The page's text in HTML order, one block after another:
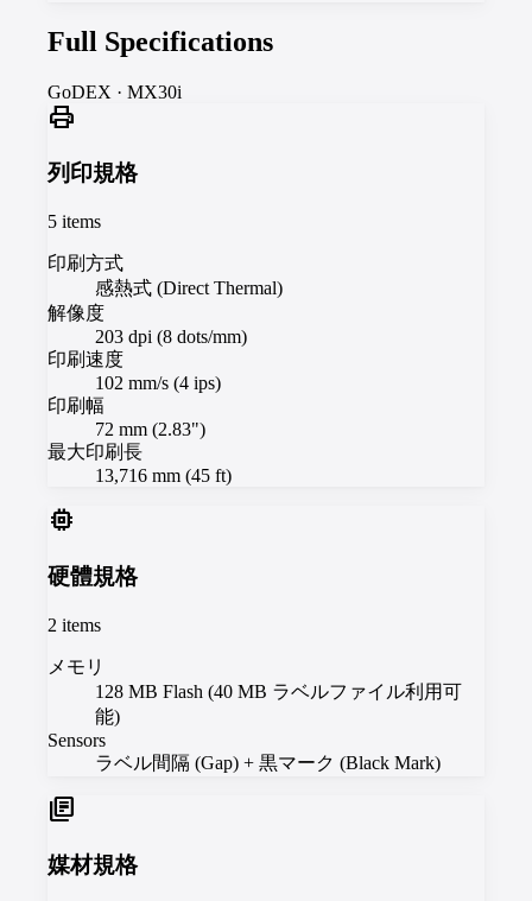
Full Specifications
GoDEX · MX30i
print
列印規格
5 items
印刷方式
感熱式 (Direct Thermal)
解像度
203 dpi (8 dots/mm)
印刷速度
102 mm/s (4 ips)
印刷幅
72 mm (2.83")
最大印刷長
13,716 mm (45 ft)
memory
硬體規格
2 items
メモリ
128 MB Flash (40 MB ラベルファイル利用可
能)
Sensors
ラベル間隔 (Gap) + 黒マーク (Black Mark)
library_books
媒材規格